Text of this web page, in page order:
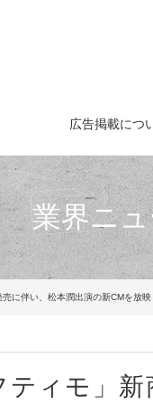
広告掲載につ
業界ニ
に伴い、松本潤出演の新CMを放映
ィモ」新